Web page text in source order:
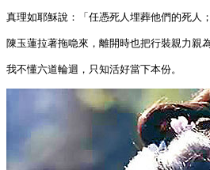
真理如耶穌說：「任憑死人埋葬他們的死人
陳玉蓮拉著拖喼來，離開時也把行裝親力親
我不懂六道輪迴，只知活好當下本份。